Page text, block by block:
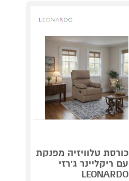
כורסת טלוויזיה מפנקת
עם ריקליינר ג'רזי
LEONARDO